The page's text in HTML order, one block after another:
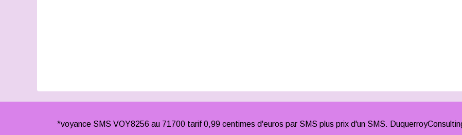
*voyance SMS VOY8256 au 71700 tarif 0,99 centimes d'euros par SMS plus prix d'un SMS.